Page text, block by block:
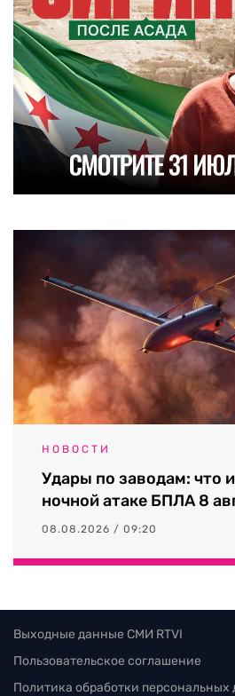
НОВОСТИ
Удары по заводам: что
ночной атаке БПЛА 8
08.08.2026 / 09:20
Выходные данные СМИ RTVI
Пользовательское соглашение
Политика обработки персональных